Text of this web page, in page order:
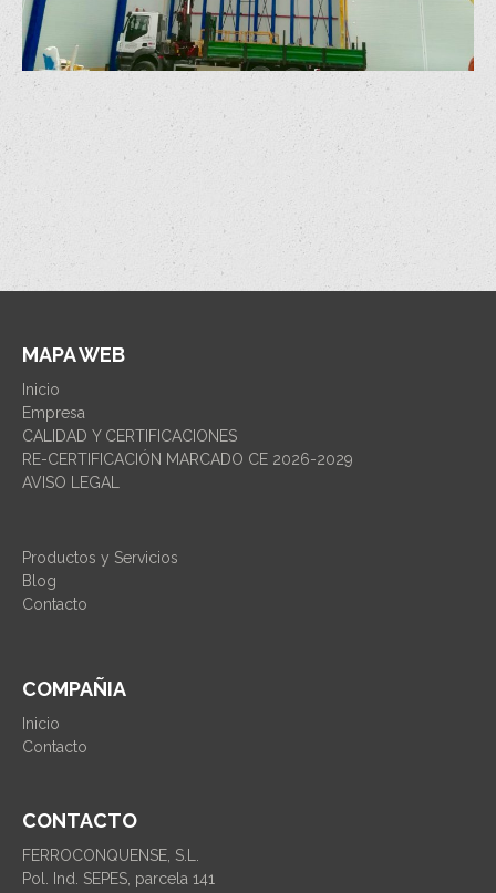
MAPA WEB
Inicio
Empresa
CALIDAD Y CERTIFICACIONES
RE-CERTIFICACIÓN MARCADO CE 2026-2029
AVISO LEGAL
Productos y Servicios
Blog
Contacto
COMPAÑIA
Inicio
Contacto
CONTACTO
FERROCONQUENSE, S.L.
Pol. Ind. SEPES, parcela 141